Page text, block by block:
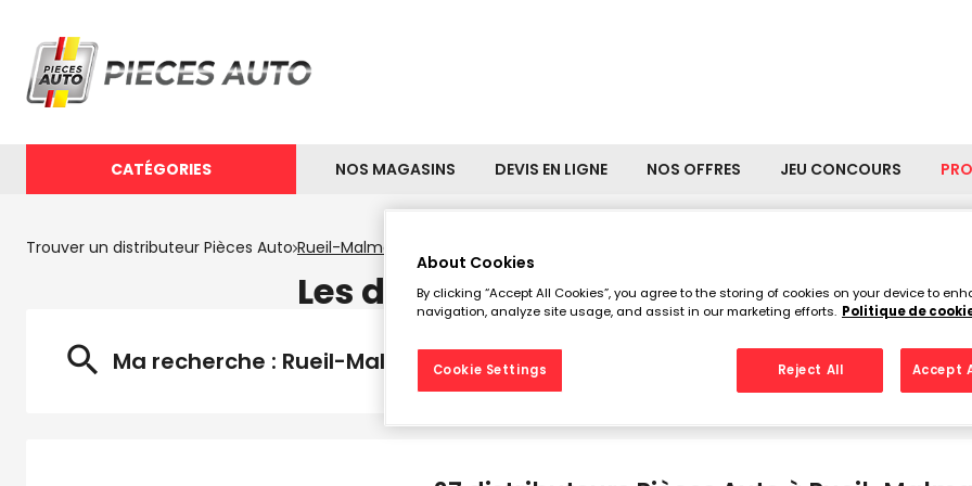
CATÉGORIES NOS MAGASINS DEVIS EN LIGNE NOS OFFRES JEU CONCOURS
Trouver un distributeur Pièces Auto Rueil-Malmaison
Les distributeurs Pièces Auto à
Ma recherche : Rueil-Malmaison
About Cookies
By clicking “Accept All Cookies”, you agree to the storing of cookies on your device to
navigation, analyze site usage, and assist in our marketing efforts. Politique de
Reject All Accept
Cookie Settings